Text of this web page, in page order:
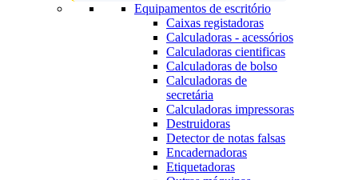
Equipamentos de escritório
Caixas registadoras
Calculadoras - acessórios
Calculadoras cientificas
Calculadoras de bolso
Calculadoras de
secretária
Calculadoras impressoras
Destruidoras
Detector de notas falsas
Encadernadoras
Etiquetadoras